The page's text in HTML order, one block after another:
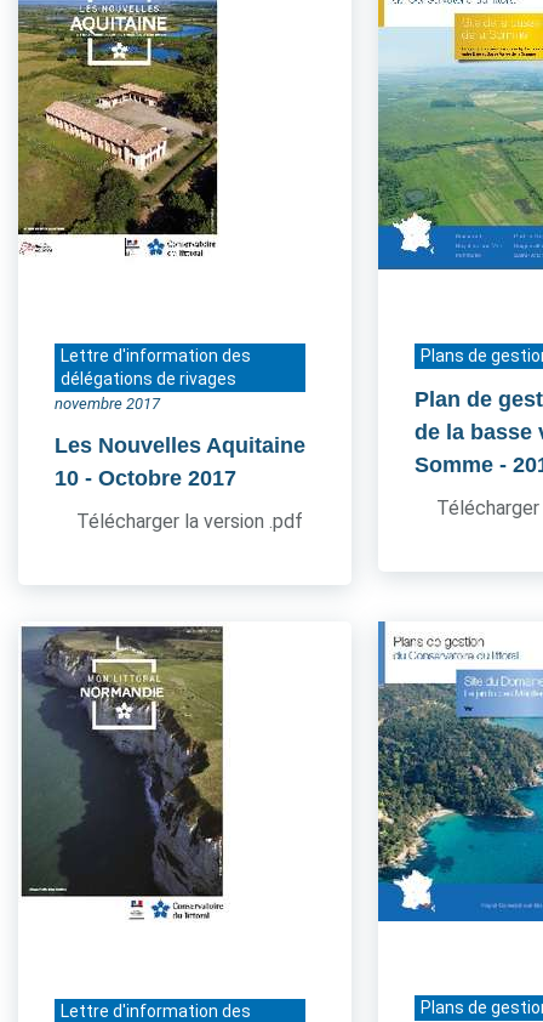
Lettre d'information des
délégations de rivages
novembre 2017
Les Nouvelles Aquitaine
10 - Octobre 2017
Télécharger la version .pdf
Plans de
Plan de
de la basse
Somme -
Lettre d'information des
Plans de